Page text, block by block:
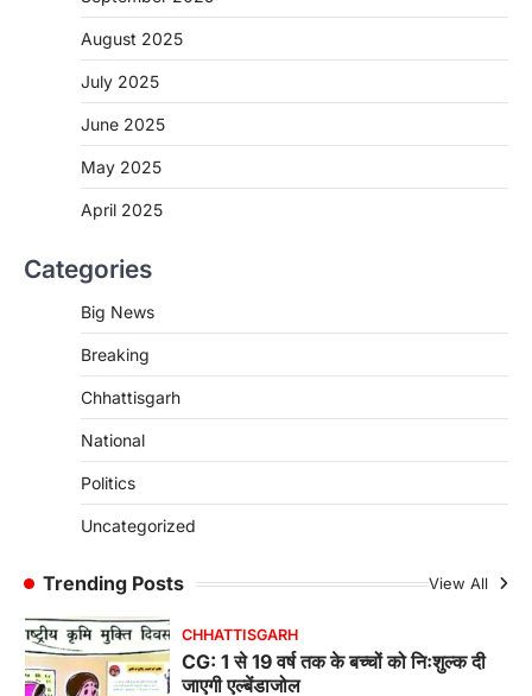
August 2025
July 2025
June 2025
May 2025
April 2025
Categories
Big News
Breaking
Chhattisgarh
National
Politics
Uncategorized
Trending Posts View All
CHHATTISGARH
जशपुर जिले की 5 माह की मासूम…
CG: छिपली की दीदियों का कमाल, बकरी
बनाने की दिशा में जिले के नगरी…
CHHATTISGARH
CG: 1 से 19 वर्ष तक के बच्चों को निःशुल्क दी
जाएगी एल्बेंडाजोल